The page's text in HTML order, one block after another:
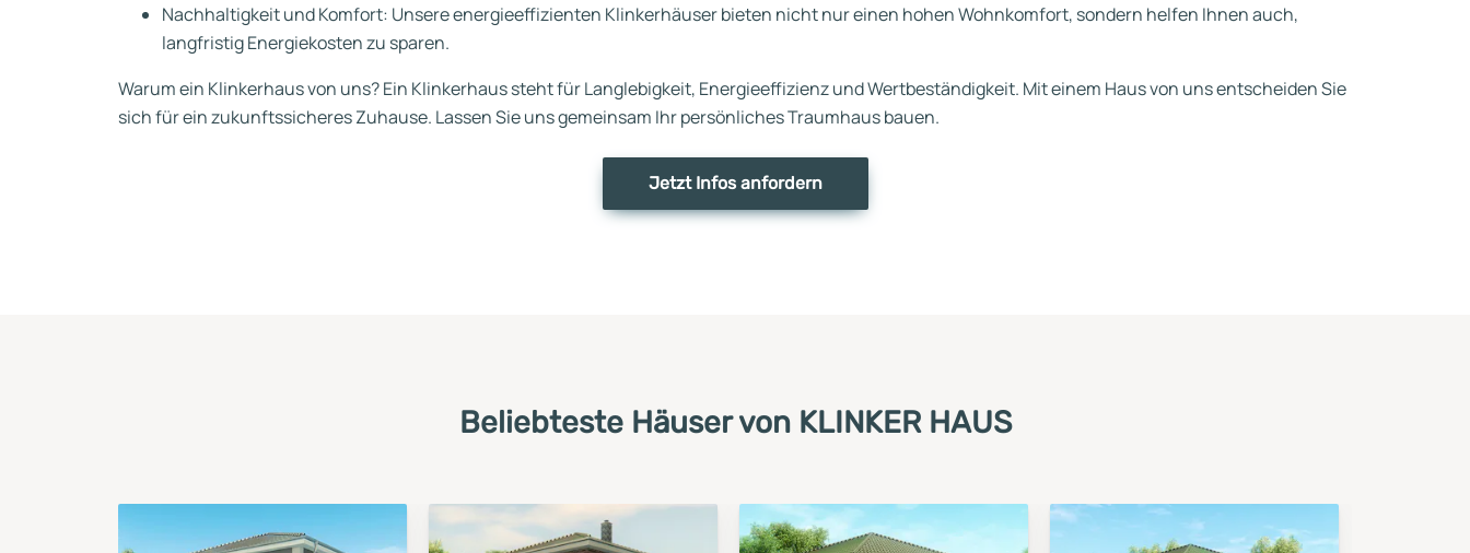
Nachhaltigkeit und Komfort: Unsere energieeffizienten Klinkerhäuser bieten nicht nur einen hohen Wohnkomfort, sondern helfen Ihnen auch,
langfristig Energiekosten zu sparen.
Warum ein Klinkerhaus von uns? Ein Klinkerhaus steht für Langlebigkeit, Energieeffizienz und Wertbeständigkeit. Mit einem Haus von uns entscheiden Sie
sich für ein zukunftssicheres Zuhause. Lassen Sie uns gemeinsam Ihr persönliches Traumhaus bauen.
Jetzt Infos anfordern
Beliebteste Häuser von KLINKER HAUS